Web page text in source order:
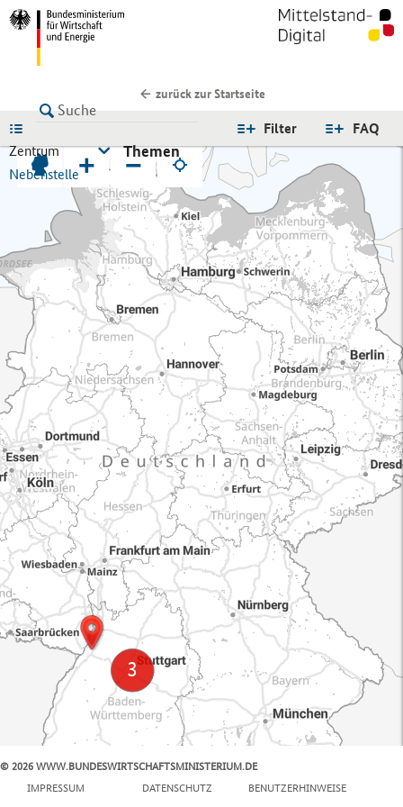
zurück zur Startseite
FAQ
Filter
Zentrum
Nebenstelle
Themen
+ −
© 2026 WWW.BUNDESWIRTSCHAFTSMINISTERIUM.DE
IMPRESSUM
DATENSCHUTZ BENUTZERHINWEISE